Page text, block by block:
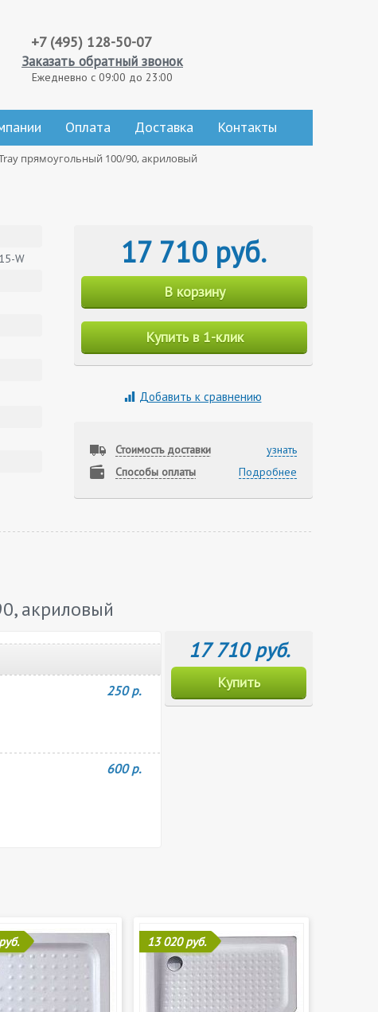
+7 (495) 128-50-07
Заказать обратный звонок
Ежедневно с 09:00 до 23:00
Оплата Доставка Контакты
прямоугольный 100/90, акриловый
W
17 710 руб.
В корзину
Купить в 1-клик
Добавить к сравнению
Стоимость доставки
узнать
Способы оплаты
Подробнее
акриловый
250 р.
600 р.
17 710 руб.
Купить
13 020 руб.